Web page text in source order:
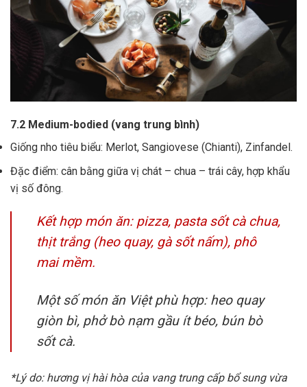
7.2 Medium-bodied (vang trung bình)
Giống nho tiêu biểu: Merlot, Sangiovese (Chianti), Zinfandel.
Đặc điểm: cân bằng giữa vị chát – chua – trái cây, hợp khẩu
vị số đông.
Kết hợp món ăn: pizza, pasta sốt cà chua,
thịt trắng (heo quay, gà sốt nấm), phô
mai mềm.
Một số món ăn Việt phù hợp: heo quay
giòn bì, phở bò nạm gầu ít béo, bún bò
sốt cà.
*Lý do: hương vị hài hòa của vang trung cấp bổ sung vừa